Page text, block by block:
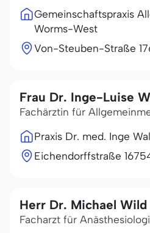
Gemeinschaftspraxis
Worms-West
Von-Steuben-Straße 17
Frau Dr. Inge-Luise
Fachärztin für
Praxis Dr. med. Inge
Eichendorffstraße 1
Herr Dr. Michael Wild
Facharzt für